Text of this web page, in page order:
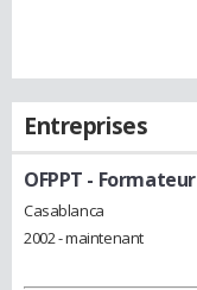
Entreprises
OFPPT - Formateur
Casablanca
2002 - maintenant